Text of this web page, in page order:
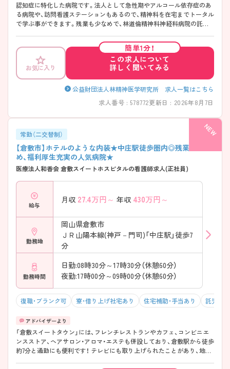
認知症に特化した病院です。法人として急性期やアルコール依存症のあ
る病院や、訪問看護ステーションもあるので、精神科を在宅までトータル
で学ぶ事ができます。残業も少なめで、林道倫精神科神経科病院の託児
お気に入り
簡単1分！
この求人について
詳しく聞いてみる
公益財団法人林精神医学研究所 求人一覧はこちら
求人番号 : 578772更新日 : 2026年8月7日
常勤（二交替制）
【倉敷市】ホテルのような内装★中庄駅徒歩圏内◎残業少な
め、福利厚生充実の人気病院★
医療法人和香会 倉敷スイートホスピタルの看護師求人(正社員)
給与
月収 27.4万円～ 年収 430万円～
勤務地
岡山県倉敷市
ＪＲ山陽本線(神戸－門司)「中庄駅」徒歩7
分
勤務時間
日勤:08時30分～17時30分（休憩60分）
夜勤:17時00分～09時00分（休憩60分）
復職・ブランク可 寮・借り上げ社宅あり 住宅補助・手当あり 託児所
「倉敷スイートタウン」には、フレンチレストランやカフェ、コンビニエ
ンスストア、ヘアサロン・アロマ・エステも併設しており、倉敷駅から徒歩
約7分と通勤にも便利です！ テレビにも取り上げられたことがあり、地域